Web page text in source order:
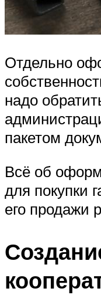
Отдельно
надо
пакетом
Всё об
для покупки
его продажи